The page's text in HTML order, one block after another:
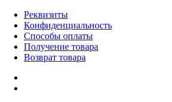
Реквизиты
Конфиденциальность
Способы оплаты
Получение товара
Возврат товара